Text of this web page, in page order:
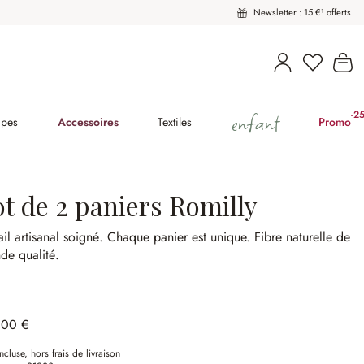
Newsletter : 15 €¹ offerts
Vous
Accessoires Textiles enfant Promo-
de 2 paniers Romilly
artisanal soigné.Chaque panier est unique. Fibre naturelle de
qualité.
€
hors frais de livraison